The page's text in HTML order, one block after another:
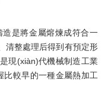
將金屬熔煉成符合一
、清整處理后得到有預定形
造是現(xiàn)代機械制造工業
比較早的一種金屬熱加工